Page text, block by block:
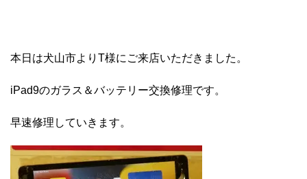
本日は犬山市よりT様にご来店いただきました。
iPad9のガラス＆バッテリー交換修理です。
早速修理していきます。